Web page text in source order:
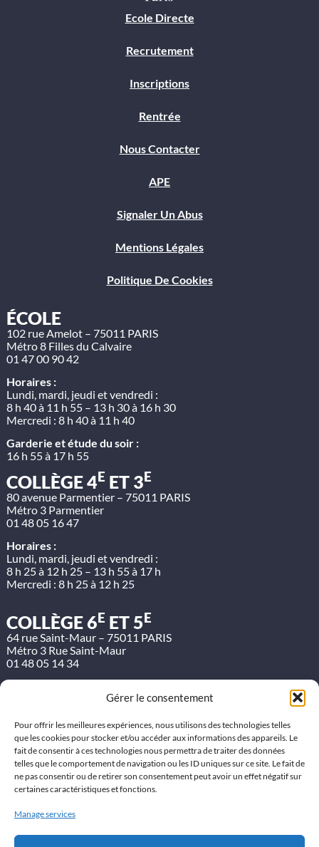
Gérer le consentement
Pour offrir les meilleures expériences, nous utilisons des technologies telles
que les cookies pour stocker et/ou accéder aux informations des appareils. Le
fait de consentir à ces technologies nous permettra de traiter des données
telles que le comportement de navigation ou les ID uniques sur ce site. Le fait de
ne pas consentir ou de retirer son consentement peut avoir un effet négatif sur
certaines caractéristiques et fonctions.
Manage services
Ecole Directe
Recrutement
Inscriptions
Rentrée
Nous Contacter
APE
Signaler Un Abus
Mentions Légales
Politique De Cookies
ÉCOLE
102 rue Amelot – 75011 PARIS
Métro 8 Filles du Calvaire
01 47 00 90 42
Horaires :
Lundi, mardi, jeudi et vendredi :
8 h 40 à 11 h 55 – 13 h 30 à 16 h 30
Mercredi : 8 h 40 à 11 h 40
Garderie et étude du soir :
16 h 55 à 17 h 55
COLLÈGE 4E ET 3E
80 avenue Parmentier – 75011 PARIS
Métro 3 Parmentier
01 48 05 16 47
Horaires :
Lundi, mardi, jeudi et vendredi :
8 h 25 à 12 h 25 – 13 h 55 à 17 h
Mercredi : 8 h 25 à 12 h 25
COLLÈGE 6E ET 5E
64 rue Saint-Maur – 75011 PARIS
Métro 3 Rue Saint-Maur
01 48 05 14 34
Lundi, mardi, jeudi et vendredi :
Mercredi : 8 h 25 à 12 h 25
Etude du soir :
Lundi, mardi et jeudi jusqu’à 18 h
LYCÉE ET BTS
Métro 3 Parmentier